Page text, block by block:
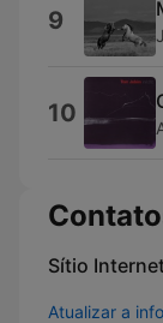
9
10
Sítio
Atualizar a